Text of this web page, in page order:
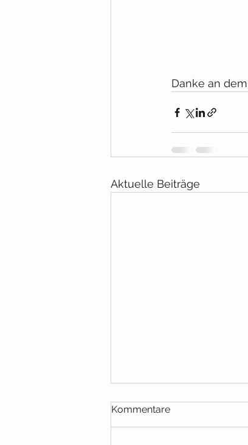
Danke an
Aktuelle Beiträge
Kommentare